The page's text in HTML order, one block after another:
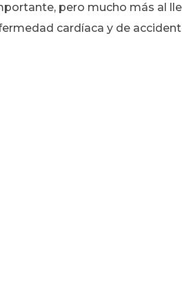
pero mucho más al
cardíaca y de